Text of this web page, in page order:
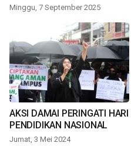
Minggu, 7 September 2025
AKSI DAMAI PERINGATI HARI
PENDIDIKAN NASIONAL
Jumat, 3 Mei 2024